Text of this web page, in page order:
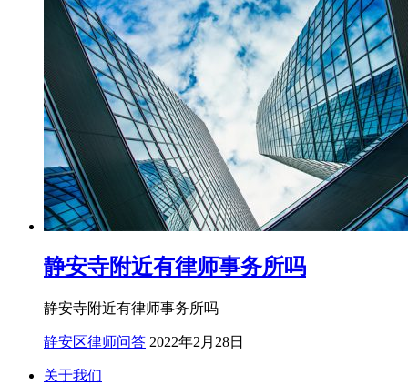
静安寺附近有律师事务所吗
静安寺附近有律师事务所吗
静安区律师问答 2022年2月28日
关于我们